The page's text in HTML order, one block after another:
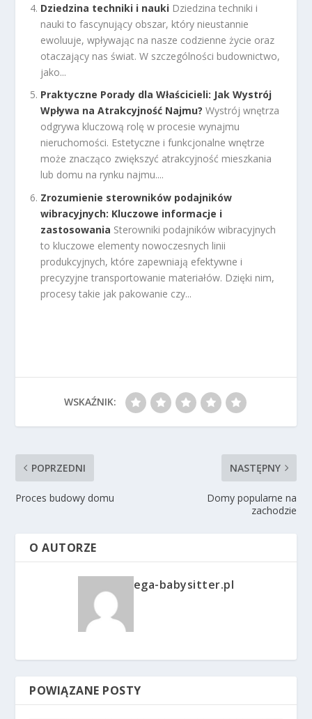
Dziedzina techniki i nauki Dziedzina techniki i
nauki to fascynujący obszar, który nieustannie
ewoluuje, wpływając na nasze codzienne życie oraz
otaczający nas świat. W szczególności budownictwo,
jako...
Praktyczne Porady dla Właścicieli: Jak Wystrój
Wpływa na Atrakcyjność Najmu? Wystrój wnętrza
odgrywa kluczową rolę w procesie wynajmu
nieruchomości. Estetyczne i funkcjonalne wnętrze
może znacząco zwiększyć atrakcyjność mieszkania
lub domu na rynku najmu....
Zrozumienie sterowników podajników
wibracyjnych: Kluczowe informacje i
zastosowania Sterowniki podajników wibracyjnych
to kluczowe elementy nowoczesnych linii
produkcyjnych, które zapewniają efektywne i
precyzyjne transportowanie materiałów. Dzięki nim,
procesy takie jak pakowanie czy...
WSKAŹNIK:
POPRZEDNI
Proces budowy domu
NASTĘPNY
Domy popularne na
zachodzie
O AUTORZE
ega-babysitter.pl
POWIĄZANE POSTY